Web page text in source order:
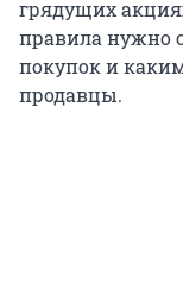
грядущих
правила нужно
покупок и
продавцы.